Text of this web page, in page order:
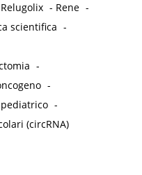
Relugolix - Rene -
scientifica -
-
-
-
(circRNA)